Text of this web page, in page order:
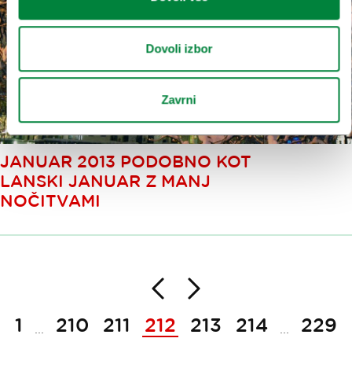
Dovoli izbor
Zavrni
JANUAR 2013 PODOBNO KOT
LANSKI JANUAR Z MANJ
NOČITVAMI
NazajNaprej
1
210 211 212 213 214 229